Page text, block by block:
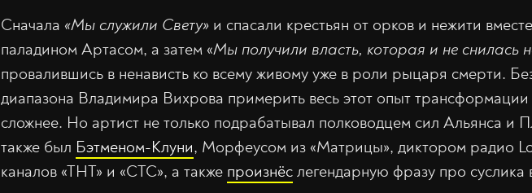
Сначала «Мы служили Свету» и спасали крестьян от орков и нежити
паладином Артасом, а затем «Мы получили власть, которая и не снилась
провалившись в ненависть ко всему живому уже в роли рыцаря смерти.
диапазона Владимира Вихрова примерить весь этот опыт
сложнее. Но артист не только подрабатывал полководцем сил Альянса и
также был Бэтменом-Клуни, Морфеусом из «Матрицы», диктором радио
каналов «ТНТ» и «СТС», а также произнёс легендарную фразу про